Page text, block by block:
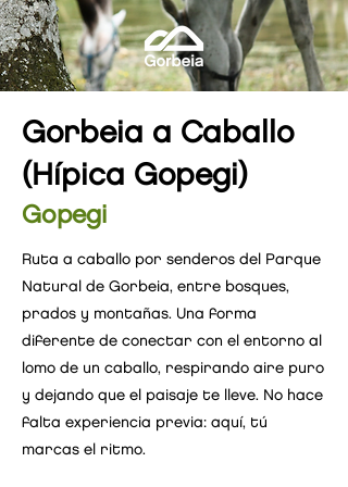
Gorbeia a Caballo
(Hípica Gopegi)
Gopegi
Ruta a caballo por senderos del Parque
Natural de Gorbeia, entre bosques,
prados y montañas. Una forma
diferente de conectar con el entorno al
lomo de un caballo, respirando aire puro
y dejando que el paisaje te lleve. No hace
falta experiencia previa: aquí, tú
marcas el ritmo.